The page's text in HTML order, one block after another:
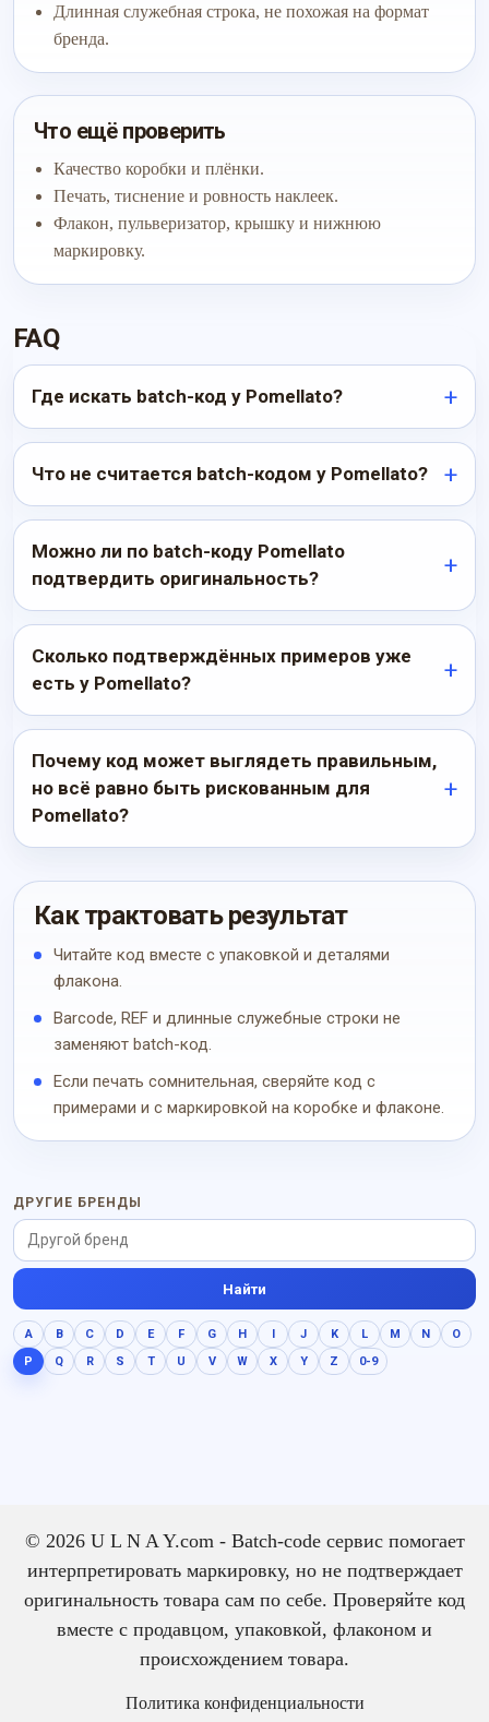
Длинная служебная строка, не похожая на формат
бренда.
Что ещё проверить
Качество коробки и плёнки.
Печать, тиснение и ровность наклеек.
Флакон, пульверизатор, крышку и нижнюю
маркировку.
FAQ
Где искать batch-код у Pomellato?
Что не считается batch-кодом у Pomellato?
Можно ли по batch-коду Pomellato
подтвердить оригинальность?
Сколько подтверждённых примеров уже
есть у Pomellato?
Почему код может выглядеть правильным,
но всё равно быть рискованным для
Pomellato?
Как трактовать результат
Читайте код вместе с упаковкой и деталями
флакона.
Barcode, REF и длинные служебные строки не
заменяют batch-код.
Если печать сомнительная, сверяйте код с
примерами и с маркировкой на коробке и флаконе.
ДРУГИЕ БРЕНДЫ
Найти
A B C D E F G H I J K L M N
O
P
Q R S T U V W X Y Z 0-9
© 2026 U L N A Y.com - Batch-code сервис помогает
интерпретировать маркировку, но не подтверждает
оригинальность товара сам по себе. Проверяйте код
вместе с продавцом, упаковкой, флаконом и
происхождением товара.
Политика конфиденциальности